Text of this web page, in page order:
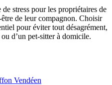
stress pour les propriétaires de
de leur compagnon. Choisir
pour éviter tout désagrément,
d’un pet-sitter à domicile.
Vendéen